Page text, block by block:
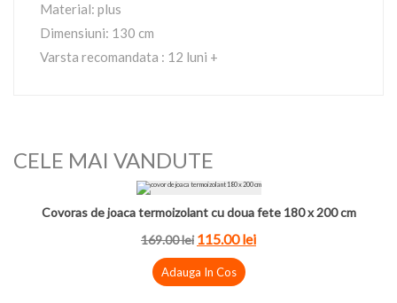
Material: plus
Dimensiuni: 130 cm
Varsta recomandata : 12 luni +
CELE MAI VANDUTE
Covoras de joaca termoizolant cu doua fete 180 x 200 cm
169.00lei 115.00lei
Adauga In Cos